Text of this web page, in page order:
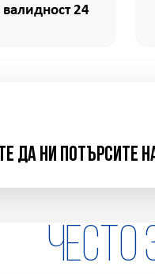
валидност 24
да ни потърсите